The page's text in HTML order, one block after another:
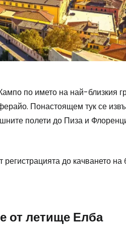
по името на най-близкия
Понастоящем тук се
полети до Пиза и
до качването
от летище Елба